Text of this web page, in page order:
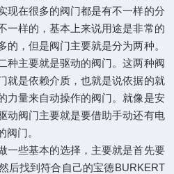
现在很多的阀门都是有不一样的分
一样的，基本上来说用途是非常的
的，但是阀门主要就是分为两种。
种主要就是驱动的阀门。这两种阀
就是依赖介质，也就是说依据的就
力量来自动操作的阀门。就像是安
动阀门主要就是要借助手动还有电
阀门。
些基本的选择，主要就是首先要
后找到符合自己的宝德BURKERT